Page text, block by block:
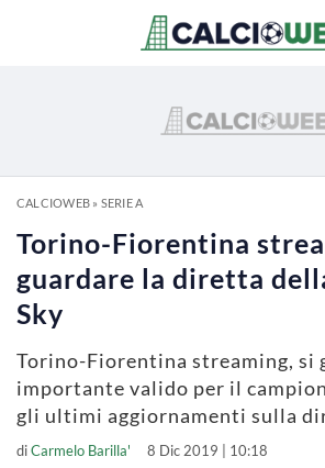
CALCIOWEB» SERIE A
Torino-Fiorentina
guardare la diretta
Sky
Torino-Fiorentina streaming, si
importante valido per il
gli ultimi aggiornamenti sulla
diCarmelo Barilla' 8 Dic 2019 | 10:18